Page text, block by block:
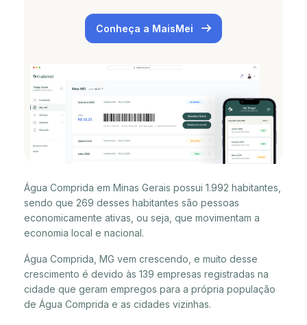
Conheça a MaisMei
Água Comprida em Minas Gerais possui 1.992 habitantes,
sendo que 269 desses habitantes são pessoas
economicamente ativas, ou seja, que movimentam a
economia local e nacional.
Água Comprida, MG vem crescendo, e muito desse
crescimento é devido às 139 empresas registradas na
cidade que geram empregos para a própria população
de Água Comprida e as cidades vizinhas.